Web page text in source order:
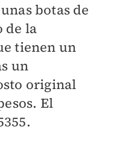
botas de
de la
tienen un
un
original
El